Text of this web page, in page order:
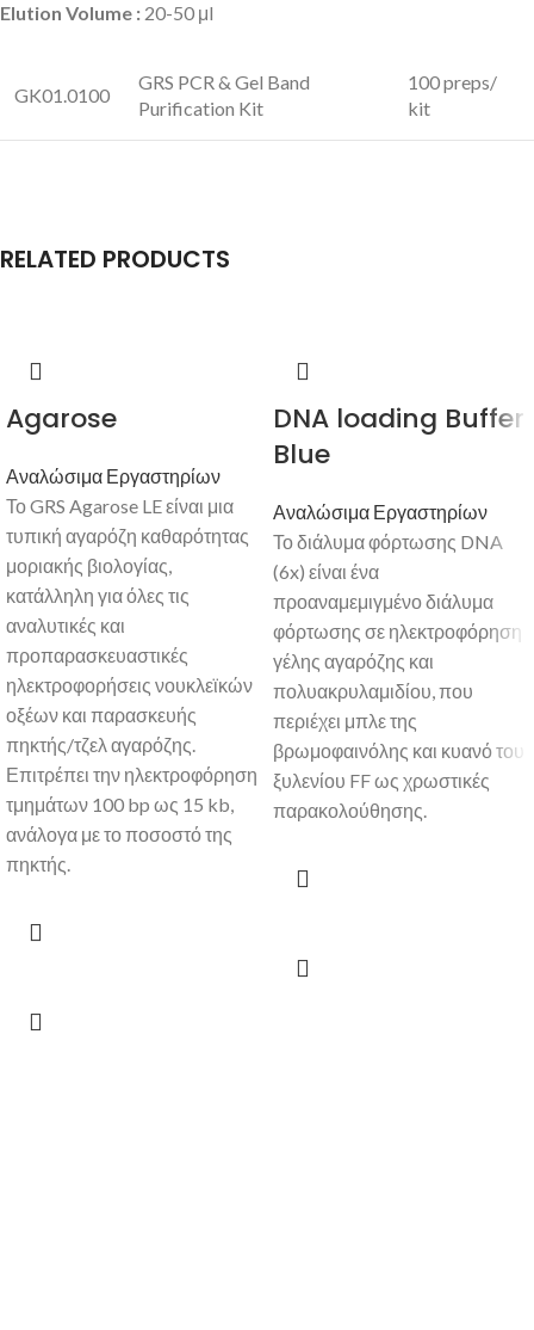
Elution Volume : 20-50 μl
GK01.0100
GRS PCR & Gel Band
Purification Kit
100 preps/
kit
RELATED PRODUCTS
Agarose
Αναλώσιμα Εργαστηρίων
Το GRS Agarose LE είναι μια
τυπική αγαρόζη καθαρότητας
μοριακής βιολογίας,
κατάλληλη για όλες τις
αναλυτικές και
προπαρασκευαστικές
ηλεκτροφορήσεις νουκλεϊκών
οξέων και παρασκευής
πηκτής/τζελ αγαρόζης.
Επιτρέπει την ηλεκτροφόρηση
τμημάτων 100 bp ως 15 kb,
ανάλογα με το ποσοστό της
πηκτής.
DNA loading Buffer
Blue
Αναλώσιμα Εργαστηρίων
Το διάλυμα φόρτωσης DNA
(6x) είναι ένα
προαναμεμιγμένο διάλυμα
φόρτωσης σε ηλεκτροφόρηση
γέλης αγαρόζης και
πολυακρυλαμιδίου, που
περιέχει μπλε της
βρωμοφαινόλης και κυανό του
ξυλενίου FF ως χρωστικές
παρακολούθησης.